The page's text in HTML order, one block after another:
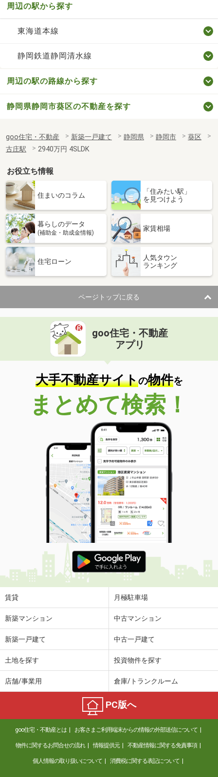
周辺の駅から探す
東海道本線
静岡鉄道静岡清水線
周辺の駅の路線から探す
静岡県静岡市葵区の不動産を探す
goo住宅・不動産 新築一戸建て 静岡県 静岡市
葵区
古庄駅
2940万円 4SLDK
お役立ち情報
住まいのコラム
「住みたい駅」
を見つけよう
暮らしのデータ
(補助金・助成金情報)
家賃相場
住宅ローン
人気タウン
ランキング
ページトップに戻る
goo住宅・不動産
アプリ
大手不動産サイトの物件を
まとめて検索！
賃貸 月極駐車場
新築マンション 中古マンション
新築一戸建て 中古一戸建て
土地を探す 投資物件を探す
店舗/事業用 倉庫/トランクルーム
PC版へ
goo住宅・不動産とは お客さまご利用端末からの情報の外部送信について
物件に関するお問合せの流れ 情報提供元 不動産情報に関する免責事項
個人情報の取り扱いについて 消費税に関する表記について